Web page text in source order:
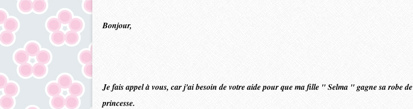
Bonjour,
Je fais appel à vous, car j'ai besoin de votre aide pour que ma fille " Selma " gagne sa robe de
princesse.